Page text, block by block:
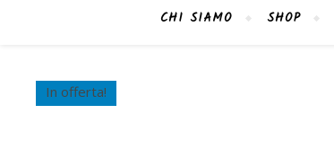
CHI SIAMO SHOP
In offerta!